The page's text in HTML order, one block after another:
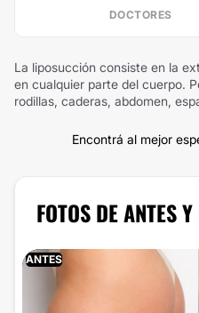
DOCTORES
La liposucción consiste en la
en cualquier parte del cuerpo.
rodillas, caderas, abdomen,
Encontrá al mejor
FOTOS DE ANTES
ANTES